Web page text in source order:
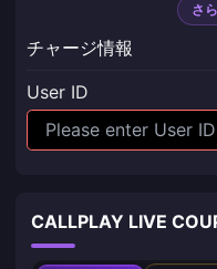
さ
チャージ情報
User ID
CALLPLAY LIVE